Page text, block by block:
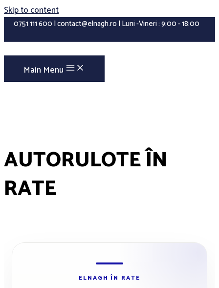
Skip to content
0751 111 600 | contact@elnagh.ro | Luni -Vineri : 9:00 - 18:00
Main Menu
AUTORULOTE ÎN
RATE
ELNAGH ÎN RATE